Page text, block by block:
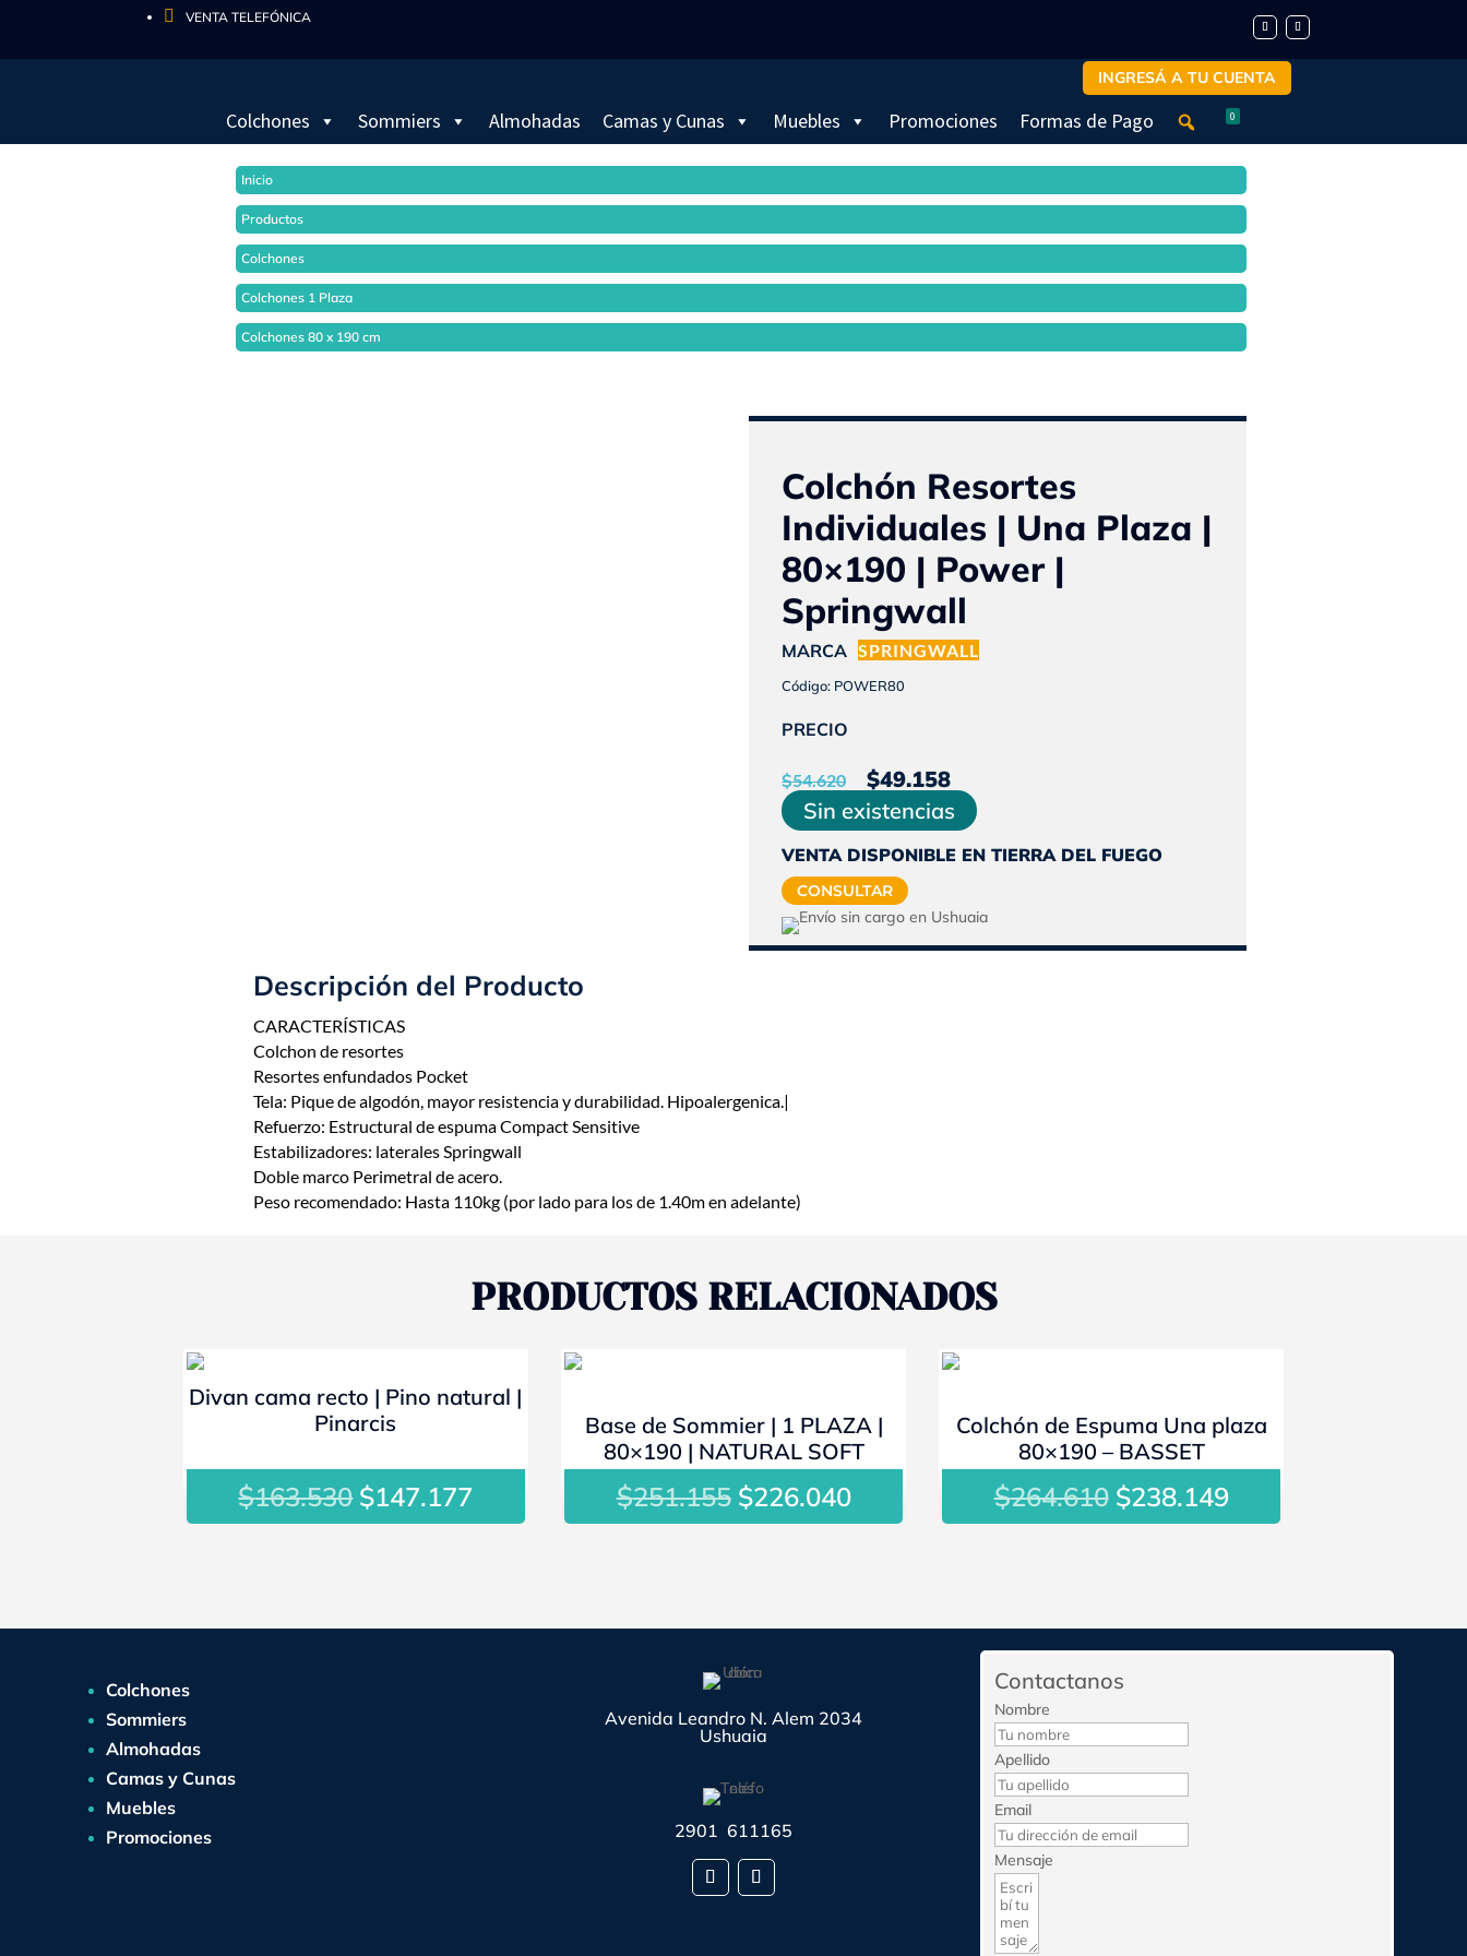
 VENTA TELEFÓNICA
INGRESÁ A TU CUENTA
Colchones Sommiers Almohadas Camas y Cunas Muebles Promociones Formas de Pago 0
Inicio
Productos
Colchones
Colchones 1 Plaza
Colchones 80 x 190 cm
Colchón Resortes
Individuales | Una Plaza |
80×190 | Power |
Springwall
MARCA SPRINGWALL
Código: POWER80
PRECIO
$54.620
El
precio
original
era:
$54.620.
$49.158El
precio
actual
$49.158.
Sin existencias
VENTA DISPONIBLE EN TIERRA DEL FUEGO
CONSULTAR
Descripción del Producto
CARACTERÍSTICAS
Colchon de resortes
Resortes enfundados Pocket
Tela: Pique de algodón, mayor resistencia y durabilidad. Hipoalergenica.|
Refuerzo: Estructural de espuma Compact Sensitive
Estabilizadores: laterales Springwall
Doble marco Perimetral de acero.
Peso recomendado: Hasta 110kg (por lado para los de 1.40m en adelante)
PRODUCTOS RELACIONADOS
Divan cama recto | Pino natural |
Pinarcis
$163.530 El
precio
$147.177
precio
Base de Sommier | 1 PLAZA |
80×190 | NATURAL SOFT
$251.155 El
precio
$226.040El
precio
Colchón de Espuma Una plaza
80×190 – BASSET
$264.610 El
precio
$238.149El
precio
Colchones
Sommiers
Almohadas
Camas y Cunas
Muebles
Promociones
Avenida Leandro N. Alem 2034
Ushuaia
2901 611165
Contactanos
Nombre
Apellido
Email
Mensaje